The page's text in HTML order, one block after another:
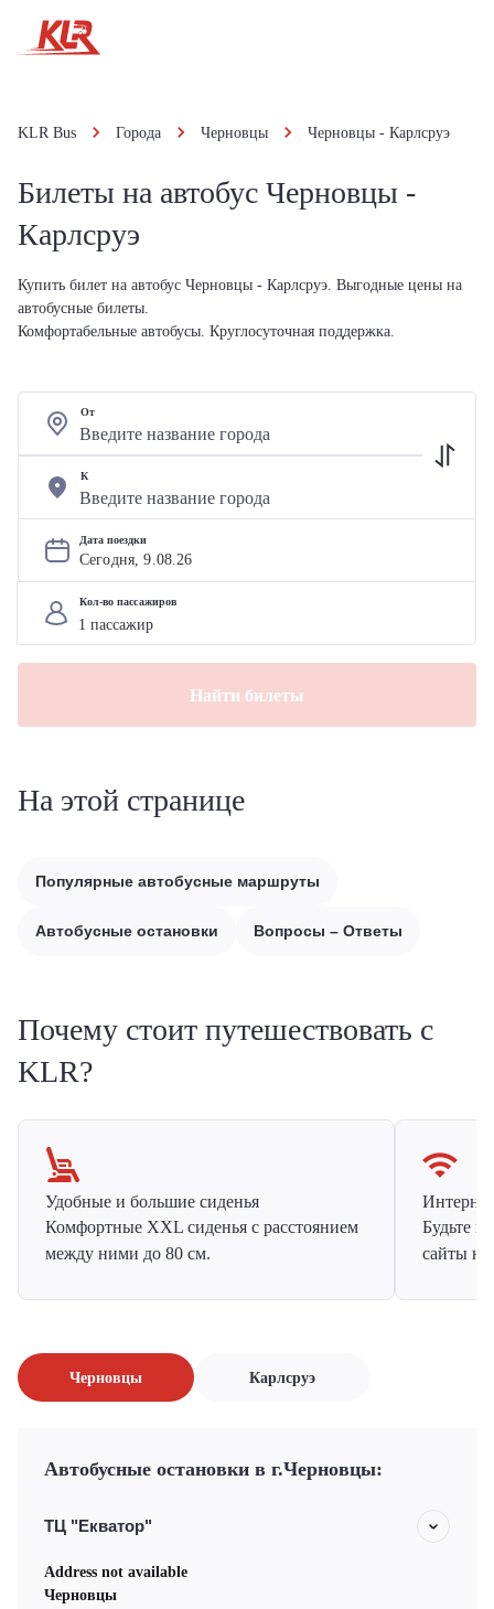
KLR Bus Города Черновцы Черновцы - Карлсруэ
Билеты на автобус Черновцы -
Карлсруэ
Купить билет на автобус Черновцы - Карлсруэ. Выгодные цены на
автобусные билеты.
Комфортабельные автобусы. Круглосуточная поддержка.
От
К
Дата поездки
Сегодня, 9.08.26
Кол-во пассажиров
Найти билеты
На этой странице
Популярные автобусные маршруты
Автобусные остановки Вопросы – Ответы
Почему стоит путешествовать с
KLR?
Удобные и большие сиденья
Комфортные XXL сиденья с расстоянием
между ними до 80 см.
Будьте
сайты на
Черновцы Карлсруэ
Автобусные остановки в г.Черновцы:
ТЦ "Екватор"
Address not available
Черновцы